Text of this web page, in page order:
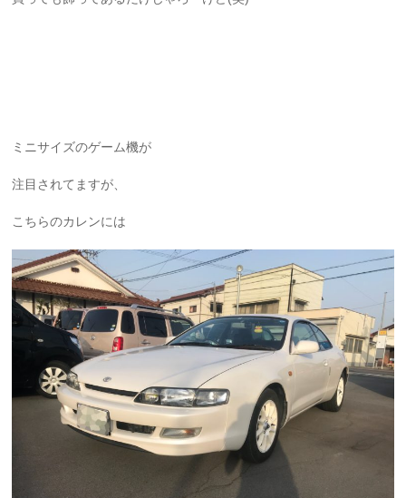
ミニサイズのゲーム機が
注目されてますが、
こちらのカレンには